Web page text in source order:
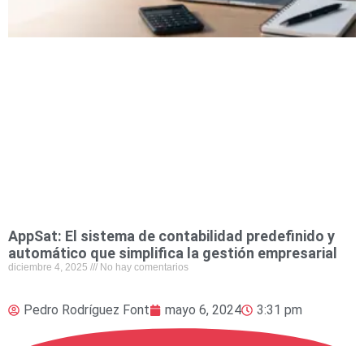
AppSat: El sistema de contabilidad predefinido y
automático que simplifica la gestión empresarial
diciembre 4, 2025 No hay comentarios
Pedro Rodríguez Font mayo 6, 2024 3:31 pm